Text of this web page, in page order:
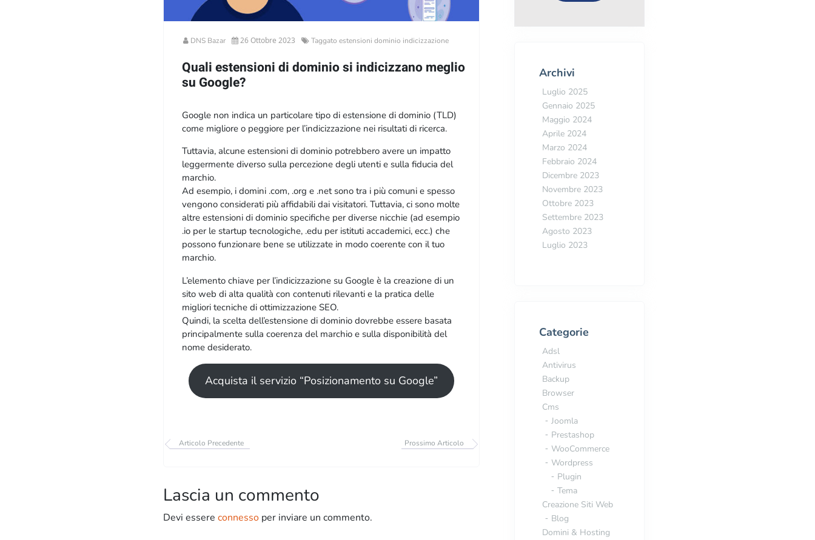
DNS Bazar 26 Ottobre 2023 Taggato estensioni dominio indicizzazione
Quali estensioni di dominio si indicizzano meglio
su Google?
Google non indica un particolare tipo di estensione di dominio (TLD)
come migliore o peggiore per l’indicizzazione nei risultati di ricerca.
fattori, tra cui la qualità del contenuto, l’ottimizzazione SEO, l’autorità
del dominio e molti altri fattori tecnici e di marketing.
Tuttavia, alcune estensioni di dominio potrebbero avere un impatto
leggermente diverso sulla percezione degli utenti e sulla fiducia del
marchio.
Ad esempio, i domini .com, .org e .net sono tra i più comuni e spesso
vengono considerati più affidabili dai visitatori. Tuttavia, ci sono molte
altre estensioni di dominio specifiche per diverse nicchie (ad esempio
.io per le startup tecnologiche, .edu per istituti accademici, ecc.) che
possono funzionare bene se utilizzate in modo coerente con il tuo
marchio.
L’elemento chiave per l’indicizzazione su Google è la creazione di un
sito web di alta qualità con contenuti rilevanti e la pratica delle
migliori tecniche di ottimizzazione SEO.
Quindi, la scelta dell’estensione di dominio dovrebbe essere basata
principalmente sulla coerenza del marchio e sulla disponibilità del
nome desiderato.
Acquista il servizio “Posizionamento su Google”
Articolo Precedente Prossimo Articolo
Lascia un commento
Devi essere connessoper inviare un commento.
Archivi
Luglio 2025
Gennaio 2025
Maggio 2024
Aprile 2024
Marzo 2024
Febbraio 2024
Dicembre 2023
Novembre 2023
Ottobre 2023
Settembre 2023
Agosto 2023
Luglio 2023
Categorie
Adsl
Antivirus
Backup
Browser
Cms
Joomla
Prestashop
WooCommerce
Wordpress
Plugin
Tema
Creazione Siti Web
Blog
Domini & Hosting